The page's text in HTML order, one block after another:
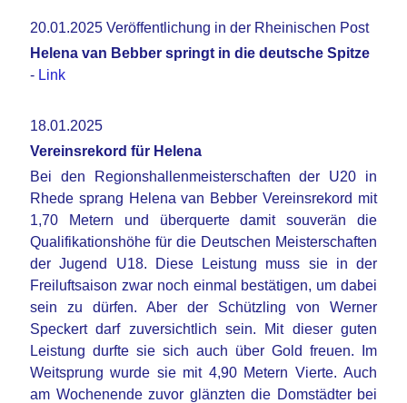
20.01.2025 Veröffentlichung in der Rheinischen Post
Helena van Bebber springt in die deutsche Spitze
- Link
18.01.2025
Vereinsrekord für Helena
Bei den Regionshallenmeisterschaften der U20 in
Rhede sprang Helena van Bebber Vereinsrekord mit
1,70 Metern und überquerte damit souverän die
Qualifikationshöhe für die Deutschen Meisterschaften
der Jugend U18. Diese Leistung muss sie in der
Freiluftsaison zwar noch einmal bestätigen, um dabei
sein zu dürfen. Aber der Schützling von Werner
Speckert darf zuversichtlich sein. Mit dieser guten
Leistung durfte sie sich auch über Gold freuen. Im
Weitsprung wurde sie mit 4,90 Metern Vierte. Auch
am Wochenende zuvor glänzten die Domstädter bei